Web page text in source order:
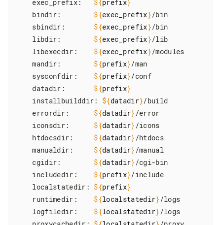
    exec_prefix:
${prefix}
    bindir:
${exec_prefix}/bin
    sbindir:
${exec_prefix}/bin
    libdir:
${exec_prefix}/lib
    libexecdir:
${exec_prefix}/modules
    mandir:
${prefix}/man
    sysconfdir:
${prefix}/conf
    datadir:
${prefix}
    installbuilddir:
${datadir}/build
    errordir:
${datadir} /error
    iconsdir:
${datadir} /icons
    htdocsdir:
${datadir} /htdocs
    manualdir:
${datadir} /manual
    cgidir:
${datadir} /cgi-bin
    includedir:
${prefix}/include
    localstatedir:
${prefix}
    runtimedir:
${localstatedir} /logs
    logfiledir:
${localstatedir} /logs